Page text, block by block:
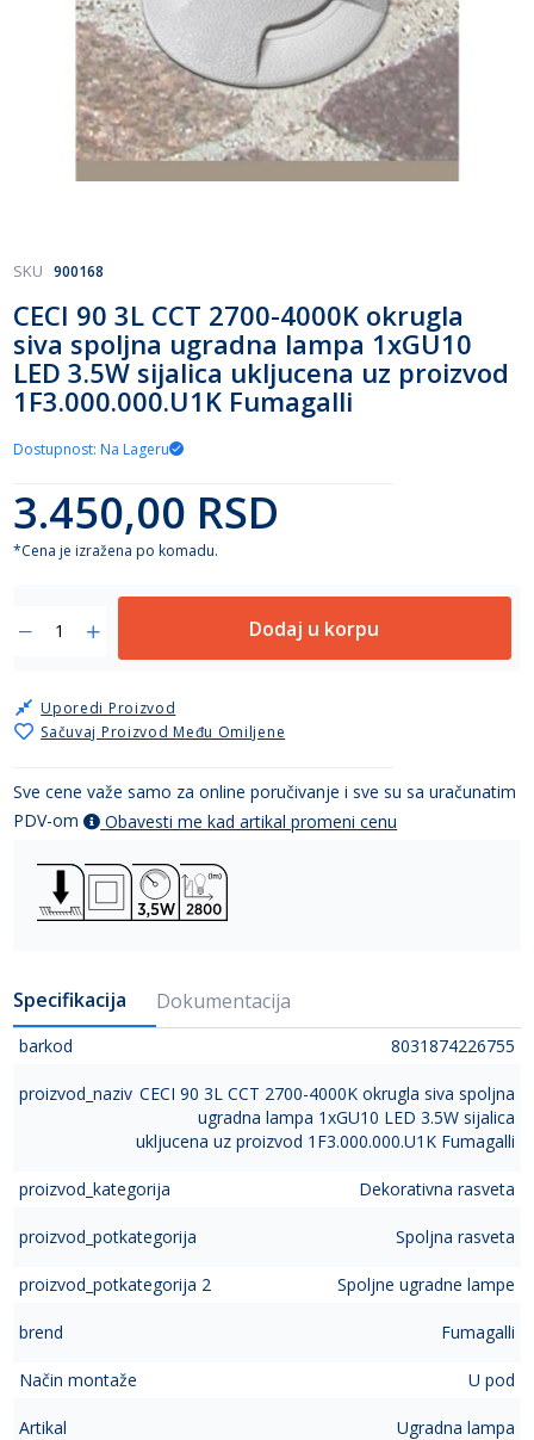
Skip
the
beginning
of
the
images
CECI 90 3L CCT 2700-4000K okrugla
siva spoljna ugradna lampa 1xGU10
LED 3.5W sijalica ukljucena uz proizvod
1F3.000.000.U1K Fumagalli
SKU 900168
Dostupnost: Na Lageru
3.450,00 RSD
*Cena je izražena po komadu.
Dodaj u korpu
Sačuvaj Proizvod Među Omiljene
Uporedi Proizvod
Sve cene važe samo za online poručivanje i sve su sa uračunatim
PDV-om
Obavesti me kad artikal promeni cenu
Specifikacija Dokumentacija
barkod 8031874226755
proizvod_naziv CECI 90 3L CCT 2700-4000K okrugla siva spoljna
ugradna lampa 1xGU10 LED 3.5W sijalica
ukljucena uz proizvod 1F3.000.000.U1K Fumagalli
proizvod_kategorija Dekorativna rasveta
proizvod_potkategorija Spoljna rasveta
proizvod_potkategorija 2 Spoljne ugradne lampe
brend Fumagalli
Način montaže U pod
Artikal Ugradna lampa